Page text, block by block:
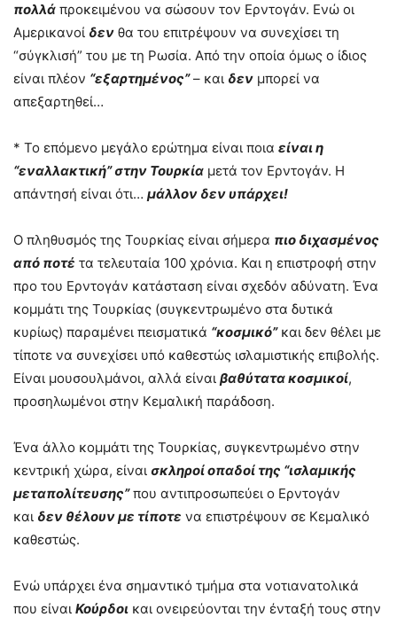
πολλά προκειμένου να σώσουν τον Ερντογάν. Ενώ οι
Αμερικανοί δεν θα του επιτρέψουν να συνεχίσει τη
“σύγκλισή” του με τη Ρωσία. Από την οποία όμως ο ίδιος
είναι πλέον “εξαρτημένος”– και δεν μπορεί να
απεξαρτηθεί…
* Το επόμενο μεγάλο ερώτημα είναι ποια είναι η
“εναλλακτική” στην Τουρκία μετά τον Ερντογάν. Η
απάντησή είναι ότι… μάλλον δεν υπάρχει!
Ο πληθυσμός της Τουρκίας είναι σήμερα πιο διχασμένος
από ποτέ τα τελευταία 100 χρόνια. Και η επιστροφή στην
προ του Ερντογάν κατάσταση είναι σχεδόν αδύνατη. Ένα
κομμάτι της Τουρκίας (συγκεντρωμένο στα δυτικά
κυρίως) παραμένει πεισματικά “κοσμικό”και δεν θέλει με
τίποτε να συνεχίσει υπό καθεστώς ισλαμιστικής επιβολής.
Είναι μουσουλμάνοι, αλλά είναι βαθύτατα κοσμικοί,
προσηλωμένοι στην Κεμαλική παράδοση.
Ένα άλλο κομμάτι της Τουρκίας, συγκεντρωμένο στην
κεντρική χώρα, είναι σκληροί οπαδοί της “ισλαμικής
μεταπολίτευσης”που αντιπροσωπεύει ο Ερντογάν
και δεν θέλουν με τίποτε να επιστρέψουν σε Κεμαλικό
καθεστώς.
Ενώ υπάρχει ένα σημαντικό τμήμα στα νοτιανατολικά
που είναι Κούρδοι και ονειρεύονται την ένταξή τους στην